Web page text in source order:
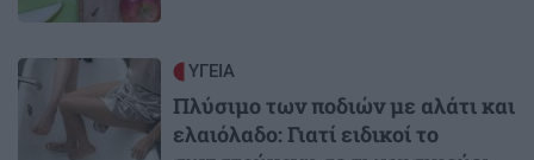
Image ΥΓΕΙΑ
Πλύσιμο των ποδιών με αλάτι και
ελαιόλαδο: Γιατί ειδικοί το